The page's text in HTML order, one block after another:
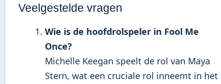
Veelgestelde vragen
Wie is de hoofdrolspeler in Fool Me
Once?
Michelle Keegan speelt de rol van Maya
Stern, wat een cruciale rol inneemt in het